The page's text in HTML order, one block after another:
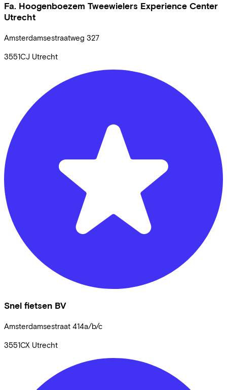
Fa. Hoogenboezem Tweewielers Experience Center
Utrecht
Amsterdamsestraatweg 327
3551CJ Utrecht
Snel fietsen BV
Amsterdamsestraat 414a/b/c
3551CX Utrecht